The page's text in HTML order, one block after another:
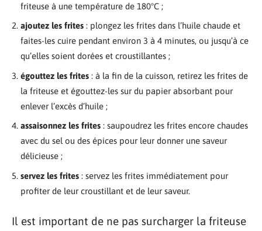
friteuse à une température de 180°C ;
ajoutez les frites : plongez les frites dans l’huile chaude et
faites-les cuire pendant environ 3 à 4 minutes, ou jusqu’à ce
qu’elles soient dorées et croustillantes ;
égouttez les frites : à la fin de la cuisson, retirez les frites de
la friteuse et égouttez-les sur du papier absorbant pour
enlever l’excès d’huile ;
assaisonnez les frites : saupoudrez les frites encore chaudes
avec du sel ou des épices pour leur donner une saveur
délicieuse ;
servez les frites : servez les frites immédiatement pour
profiter de leur croustillant et de leur saveur.
Il est important de ne pas surcharger la friteuse